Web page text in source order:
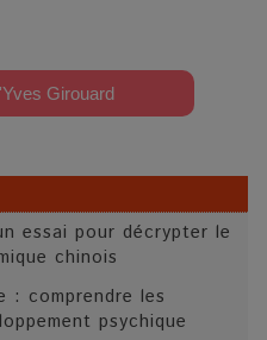
Girouard
essai pour décrypter le
chinois
: comprendre les
psychique